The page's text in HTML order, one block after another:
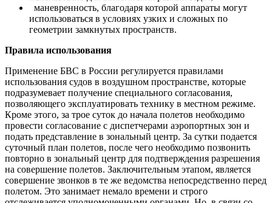
маневренность, благодаря которой аппараты могут
использоваться в условиях узких и сложных по
геометрии замкнутых пространств.
Правила использования
Применение БВС в России регулируется правилами
использования судов в воздушном пространстве, которые
подразумевает получение специального согласования,
позволяющего эксплуатировать технику в местном режиме.
Кроме этого, за трое суток до начала полетов необходимо
провести согласование с диспетчерами аэропортных зон и
подать представление в зональный центр. За сутки подается
суточный план полетов, после чего необходимо позвонить
повторно в зональный центр для подтверждения разрешения
на совершение полетов. Заключительным этапом, является
совершение звонков в те же ведомства непосредственно перед
полетом. Это занимает немало времени и строго